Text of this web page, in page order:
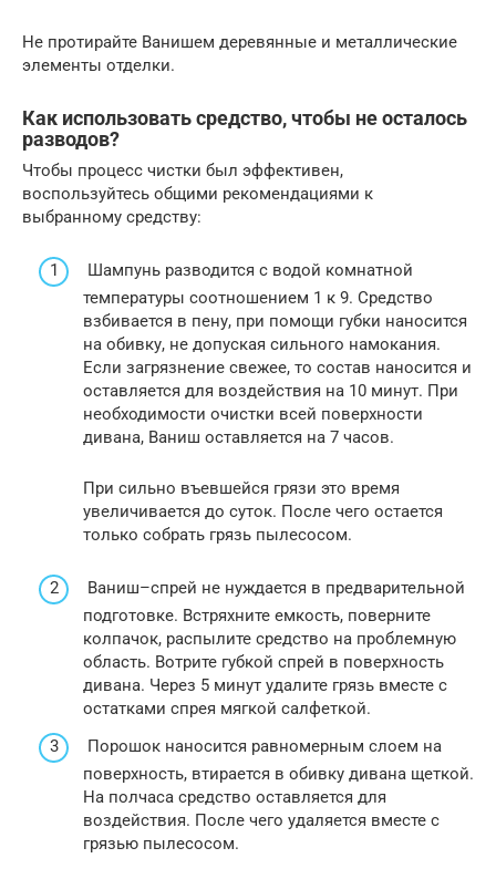
Не протирайте Ванишем деревянные и металлические
элементы отделки.
Как использовать средство, чтобы не осталось
разводов?
Чтобы процесс чистки был эффективен,
воспользуйтесь общими рекомендациями к
выбранному средству:
Шампунь разводится с водой комнатной
температуры соотношением 1 к 9. Средство
взбивается в пену, при помощи губки наносится
на обивку, не допуская сильного намокания.
Если загрязнение свежее, то состав наносится и
оставляется для воздействия на 10 минут. При
необходимости очистки всей поверхности
дивана, Ваниш оставляется на 7 часов.
При сильно въевшейся грязи это время
увеличивается до суток. После чего остается
только собрать грязь пылесосом.
Ваниш–спрей не нуждается в предварительной
подготовке. Встряхните емкость, поверните
колпачок, распылите средство на проблемную
область. Вотрите губкой спрей в поверхность
дивана. Через 5 минут удалите грязь вместе с
остатками спрея мягкой салфеткой.
Порошок наносится равномерным слоем на
поверхность, втирается в обивку дивана щеткой.
На полчаса средство оставляется для
воздействия. После чего удаляется вместе с
грязью пылесосом.